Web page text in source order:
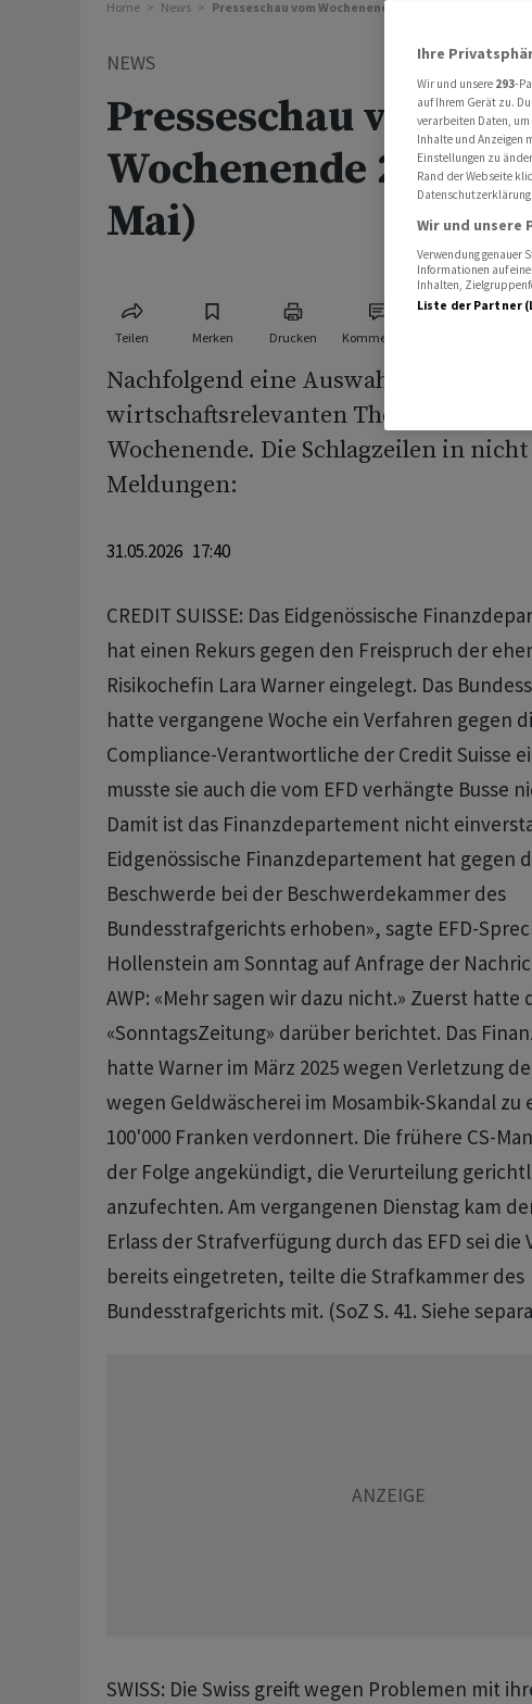
Home News Presseschau vom Wochenende 22 (30./31. Mai)
NEWS
Presseschau vom
Wochenende 22
Mai)
Teilen Merken Drucken Kommentare
Nachfolgend eine Auswahl von Artikeln
wirtschaftsrelevanten Themen aus der
Wochenende. Die Schlagzeilen in
Meldungen:
31.05.2026 17:40
CREDIT SUISSE: Das Eidgenössische
hat einen Rekurs gegen den Freispruch der
Risikochefin Lara Warner eingelegt. Das
hatte vergangene Woche ein Verfahren gegen
Compliance-Verantwortliche der Credit Suisse
musste sie auch die vom EFD verhängte Busse
Damit ist das Finanzdepartement nicht
Eidgenössische Finanzdepartement hat gegen
Beschwerde bei der Beschwerdekammer des
Bundesstrafgerichts erhoben», sagte EFD-
Hollenstein am Sonntag auf Anfrage der
AWP: «Mehr sagen wir dazu nicht.» Zuerst hatte
«SonntagsZeitung» darüber berichtet. Das
hatte Warner im März 2025 wegen Verletzung
wegen Geldwäscherei im Mosambik-Skandal zu
100'000 Franken verdonnert. Die frühere CS-
der Folge angekündigt, die Verurteilung
anzufechten. Am vergangenen Dienstag kam
Erlass der Strafverfügung durch das EFD sei die
bereits eingetreten, teilte die Strafkammer des
Bundesstrafgerichts mit. (SoZ S. 41. Siehe
SWISS: Die Swiss greift wegen Problemen mit
Ihre
Wir und unsere 293-
auf Ihrem Gerät zu.
verarbeiten Daten,
Inhalte und Anzeigen
Einstellungen zu
Rand der Webseite
Datenschutzerklärung.
Wir und
Verwendung genauer
Informationen auf
Inhalten,
Liste der Partner